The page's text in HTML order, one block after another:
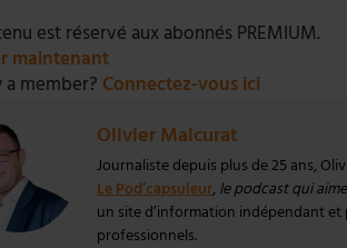
est réservé aux abonnés PREMIUM.
maintenant
a member? Connectez-vous ici
Olivier Malcurat
Journaliste depuis plus de 25 ans,
Le Pod’capsuleur, le podcast qui
un site d’information indépendant
professionnels.